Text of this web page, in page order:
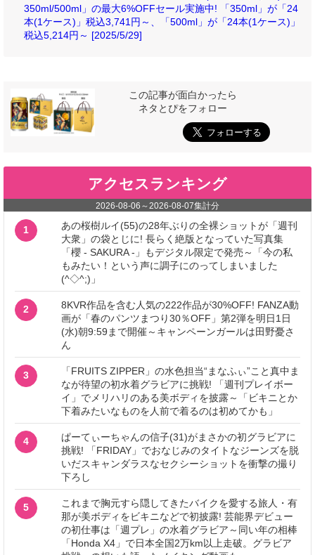
350ml/500ml」の最大6%OFFセール実施中! 「350ml」が「24
本(1ケース)」税込3,741円～、「500ml」が「24本(1ケース)」
税込5,214円～ [2025/5/29]
この記事が面白かったら
ネタとぴをフォロー
アクセスランキング
2026-08-06 ～2026-08-07集計分
1
あの桜樹ルイ(55)の28年ぶりの全裸ショットが「週刊
大衆」の袋とじに! 長らく絶版となっていた写真集
「櫻 - SAKURA -」もデジタル限定で発売～「今の私
もみたい！という声に調子にのってしまいました
(^◇^;)」
2
8KVR作品を含む人気の222作品が30%OFF! FANZA動
画が「春のパンツまつり30％OFF」第2弾を明日1日
(水)朝9:59まで開催～キャンペーンガールは田野憂さ
ん
3
「FRUITS ZIPPER」の水色担当“まなふぃ”こと真中ま
なが待望の初水着グラビアに挑戦! 「週刊プレイボー
イ」でメリハリのある美ボディを披露～「ビキニとか
下着みたいなものを人前で着るのは初めてかも」
4
ぱーてぃーちゃんの信子(31)がまさかの初グラビアに
挑戦! 「FRIDAY」でおなじみのタイトなジーンズを脱
いだスキャンダラスなセクシーショットを衝撃の撮り
下ろし
5
これまで胸元すら隠してきたバイクを愛する旅人・有
那が美ボディをビキニなどで初披露! 芸能界デビュー
の初仕事は「週プレ」の水着グラビア～同い年の相棒
「Honda X4」で日本全国2万km以上走破。グラビア